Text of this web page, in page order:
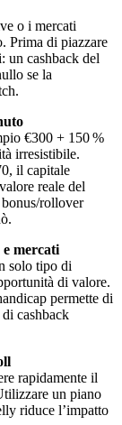
o i mercati
Prima di piazzare
un cashback del
se la
€300 + 150 %
irresistibile.
il capitale
reale del
rollover
mercati
solo tipo di
di valore.
permette di
cashback
rapidamente il
un piano
riduce l’impatto